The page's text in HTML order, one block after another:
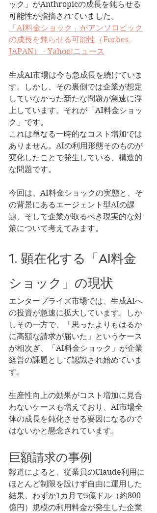
ック」がAnthropicの成長を鈍らせる
可能性が指摘されていました。
「AI料金ショック」がアンソロピック
の成長を鈍らせる可能性（Forbes
JAPAN） - Yahoo!ニュース
生成AI市場は今も急成長を続けていま
す。しかし、その裏側では企業が想定
していなかった新たな問題が急速に浮
上しています。それが「AI料金ショッ
ク」です。
これは単なる一時的なコスト増加では
ありません。AIの利用形態そのものが
変化したことで発生している、構造的
な問題です。
今回は、AI料金ショックの実態と、そ
の背景にあるエージェント型AIの課
題、そして企業が取るべき現実的な対
策について考えてみます。
1. 顕在化する「AI料金
ショック」の現状
エンタープライズ市場では、生成AIへ
の投資が急速に拡大しています。しか
しその一方で、「思ったよりもはるか
に高額な請求が届いた」というケース
が相次ぎ、「AI料金ショック」が企業
経営の課題として認識され始めていま
す。
生産性向上の効果がコスト増加に見合
わないケースも増えており、AI市場全
体の成長を鈍化させる要因になるので
はないかと懸念されています。
巨額請求の事例
報道によると、従業員のClaude利用に
ほとんど制限を設けず自由に運用した
結果、わずか1カ月で5億ドル（約800
億円）規模の利用料金が発生した企業